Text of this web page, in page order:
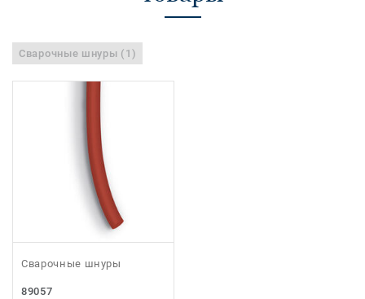
Сварочные шнуры (1)
Сварочные шнуры
89057